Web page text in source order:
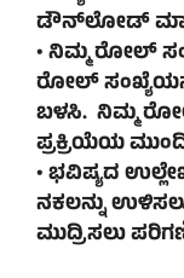
ಡೌನ್‌ಲೋಡ್
• ನಿಮ್ಮ ರೋಲ್
ರೋಲ್
ಬಳಸಿ. ನಿಮ್ಮ
ಪ್ರಕ್ರಿಯೆಯ
• ಭವಿಷ್ಯದ
ನಕಲನ್ನು
ಮುದ್ರಿಸಲು